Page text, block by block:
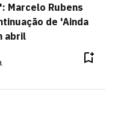
Marcelo Rubens
de 'Ainda
abril